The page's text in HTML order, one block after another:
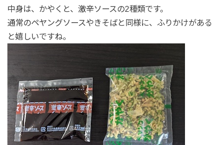
中身は、かやくと、激辛ソースの2種類です。
通常のペヤングソースやきそばと同様に、ふりかけがある
と嬉しいですね。